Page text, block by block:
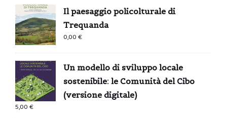
Il paesaggio policolturale di
Trequanda
0,00€
Un modello di sviluppo locale
sostenibile: le Comunità del Cibo
(versione digitale)
5,00€